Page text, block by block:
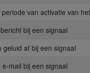
van activatie van
bij een signaal
geluid af bij een signaal
mail bij een signaal